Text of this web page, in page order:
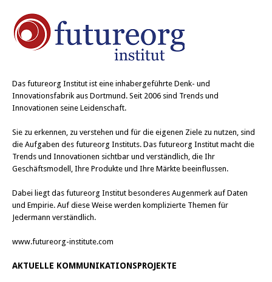
Das futureorg Institut ist eine inhabergeführte Denk- und
Innovationsfabrik aus Dortmund. Seit 2006 sind Trends und
Innovationen seine Leidenschaft.
Sie zu erkennen, zu verstehen und für die eigenen Ziele zu nutzen, sind
die Aufgaben des futureorg Instituts. Das futureorg Institut macht die
Trends und Innovationen sichtbar und verständlich, die Ihr
Geschäftsmodell, Ihre Produkte und Ihre Märkte beeinflussen.
Dabei liegt das futureorg Institut besonderes Augenmerk auf Daten
und Empirie. Auf diese Weise werden komplizierte Themen für
Jedermann verständlich.
www.futureorg-institute.com
AKTUELLE KOMMUNIKATIONSPROJEKTE